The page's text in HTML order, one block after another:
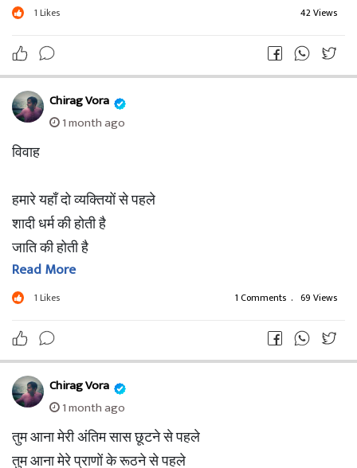
प्रेम कि कोई एक घटना भी अगर घटित हो
तो पुरुष फफक-फफक के रो पड़े
पुरुष के पीछे रह जाने के पीछे
झिझक से कहीं ज्यादा मुझे डर लगा
यह कोई बाहरी ख़तरे का डर नहीं
यह भीतर का, बहुत गहरा और
सामाजिक रूप से गढ़ा हुआ डर है।
1 Likes 42 Views
Chirag Vora
1 month ago
विवाह
हमारे यहाँ दो व्यक्तियों से पहले
शादी धर्म की होती है
जाति की होती है
परिवारों की होती है
नीतियों की होती है
उम्र की भी होती है
हमारे यहाँ की शादी कभी भी
दो प्रेमियों की नहीं होती
उनकी इच्छाओं की नहीं होती
दो जोड़ों की ख़ुशियों की नहीं
Read More
1 Likes 1 Comments . 69 Views
Chirag Vora
1 month ago
तुम आना मेरी अंतिम सास छूटने से पहले
तुम आना मेरे प्राणों के रूठने से पहले